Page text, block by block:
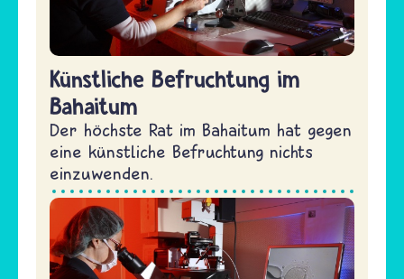
Künstliche Befruchtung im
Bahaitum
Der höchste Rat im Bahaitum hat gegen
eine künstliche Befruchtung nichts
einzuwenden.